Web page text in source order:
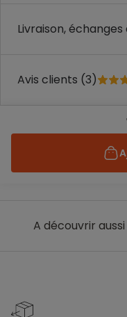
Livraison,
Avis clients (3)
A découvrir